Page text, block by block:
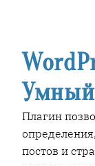
Умный
Плагин
постов и